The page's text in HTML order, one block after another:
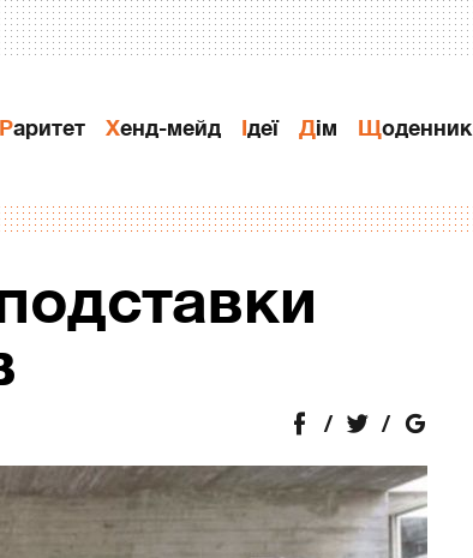
Раритет Хенд-мейд Ідеї Дiм Щоденник